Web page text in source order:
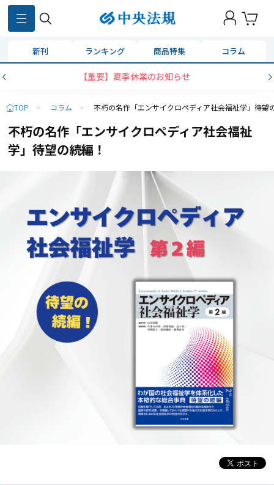
新刊 ランキング 商品特集 コラム
】夏季休業のお知らせ コンビニ決済
TOP > コラム > 不朽の名作「エンサイクロペディア社会福祉学」待望
不朽の名作「エンサイクロペディア社会福祉
学」待望の続編！